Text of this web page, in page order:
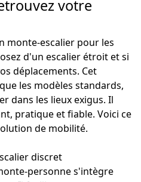
votre
monte-escalier pour les
d'un escalierétroit et si
déplacements. Cet
les modèles standards,
dans les lieux exigus. Il
pratique et fiable. Voici ce
de mobilité.
discret
personnes'intègre